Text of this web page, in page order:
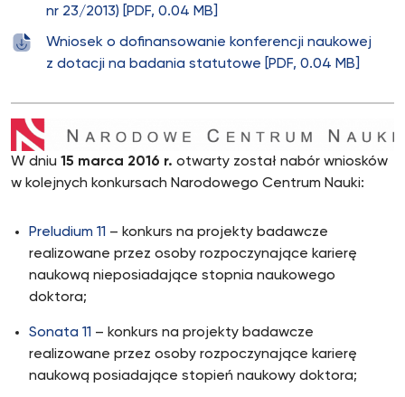
nr 23/2013) [PDF, 0.04 MB]
Wniosek o dofinansowanie konferencji naukowej
z dotacji na badania statutowe [PDF, 0.04 MB]
W dniu 15 marca 2016 r. otwarty został nabór wniosków
w kolejnych konkursach Narodowego Centrum Nauki:
Preludium 11 – konkurs na projekty badawcze
realizowane przez osoby rozpoczynające karierę
naukową nieposiadające stopnia naukowego
doktora;
Sonata 11 – konkurs na projekty badawcze
realizowane przez osoby rozpoczynające karierę
naukową posiadające stopień naukowy doktora;